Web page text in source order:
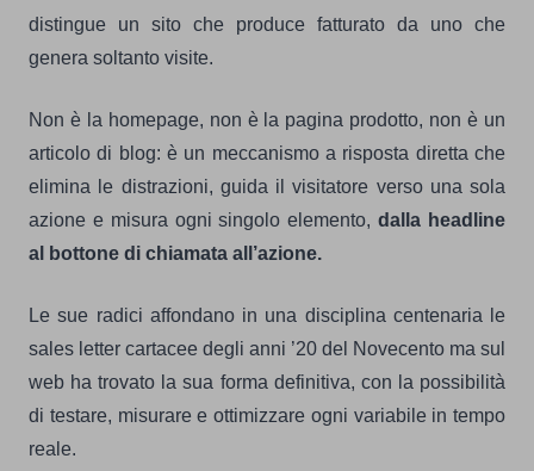
distingue un sito che produce fatturato da uno che
genera soltanto visite.
Non è la homepage, non è la pagina prodotto, non è un
articolo di blog: è un meccanismo a risposta diretta che
elimina le distrazioni, guida il visitatore verso una sola
azione e misura ogni singolo elemento,dalla headline
al bottone di chiamata all’azione.
Le sue radici affondano in una disciplina centenaria le
sales letter cartacee degli anni ’20 del Novecento ma sul
web ha trovato la sua forma definitiva, con la possibilità
di testare, misurare e ottimizzare ogni variabile in tempo
reale.